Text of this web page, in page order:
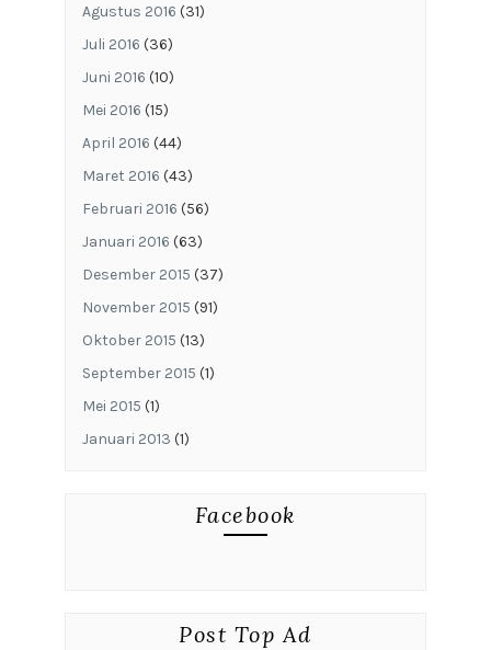
Agustus 2016 (31)
Juli 2016 (36)
Juni 2016 (10)
Mei 2016 (15)
April 2016 (44)
Maret 2016 (43)
Februari 2016 (56)
Januari 2016 (63)
Desember 2015 (37)
November 2015 (91)
Oktober 2015 (13)
September 2015 (1)
Mei 2015 (1)
Januari 2013 (1)
Facebook
Post Top Ad